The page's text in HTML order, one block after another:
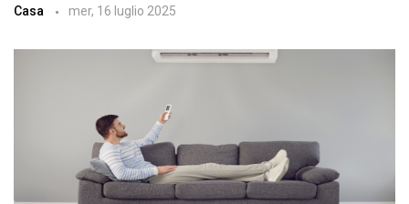
Casa mer, 16 luglio 2025